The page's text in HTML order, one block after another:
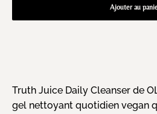
Ajouter au
Truth Juice Daily Cleanser de
gel nettoyant quotidien vegan